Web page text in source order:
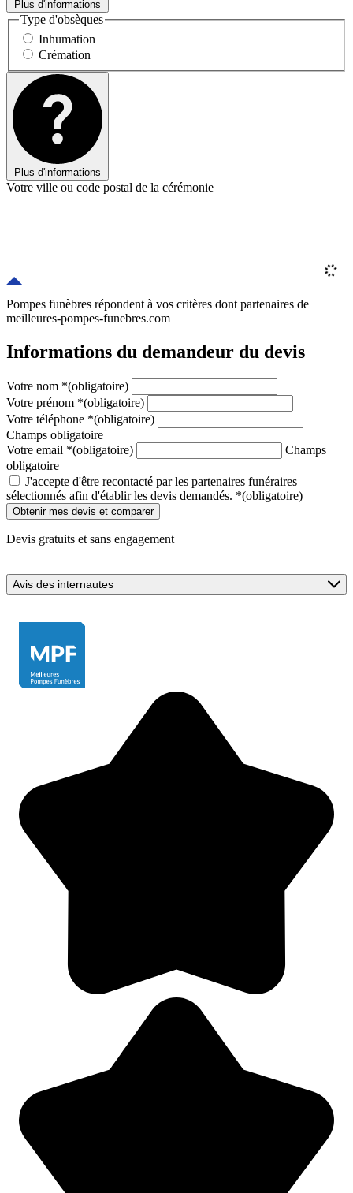
Plus d'informations
Type d'obsèques
Inhumation
Crémation
Plus d'informations
Votre ville ou code postal de la cérémonie
Pompes funèbres répondent à vos critères dont partenaires de
meilleures-pompes-funebres.com
Informations du demandeur du devis
Votre nom *(obligatoire)
Votre prénom *(obligatoire)
Votre téléphone *(obligatoire)
Champs obligatoire
Votre email *(obligatoire)
Champs
obligatoire
J'accepte d'être recontacté par les partenaires funéraires
sélectionnés afin d'établir les devis demandés. *(obligatoire)
Devis gratuits et sans engagement
Avis des internautes